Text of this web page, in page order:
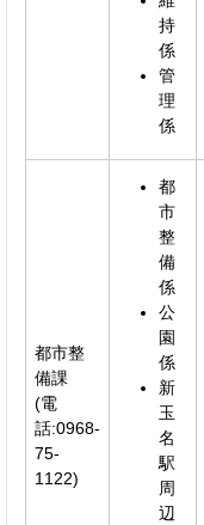
持
係
管
理
係
都市整
備課
(電
話:0968-
75-
1122)
都
市
整
備
係
公
園
係
新
玉
名
駅
周
辺